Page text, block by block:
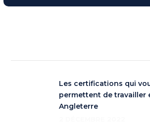
Les certifications qui
permettent de travailler
Angleterre